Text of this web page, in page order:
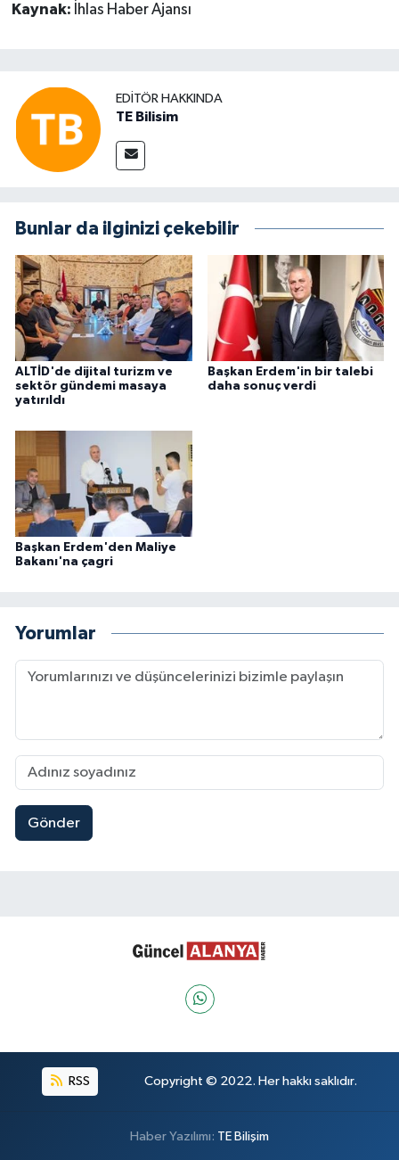
Kaynak: İhlas Haber Ajansı
EDITÖR HAKKINDA
TE Bilisim
Bunlar da ilginizi çekebilir
ALTİD'de dijital turizm ve
sektör gündemi masaya
yatırıldı
Başkan Erdem'in bir talebi
daha sonuç verdi
Başkan Erdem'den Maliye
Bakanı'na çagri
Yorumlar
Gönder
RSS Copyright © 2022. Her hakkı saklıdır.
Haber Yazılımı: TE Bilişim